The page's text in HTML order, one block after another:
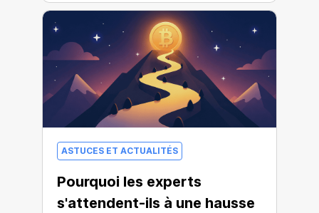
ASTUCES ET ACTUALITÉS
Pourquoi les experts
s'attendent-ils à une hausse